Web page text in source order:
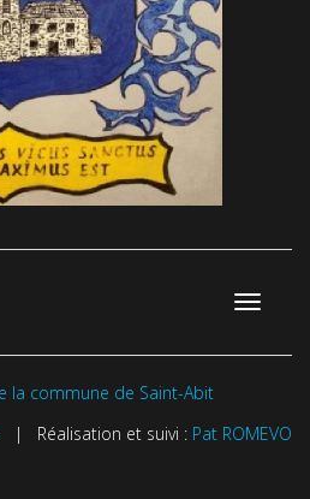
Toggle
la commune de Saint-Abit
| Réalisation et suivi : Pat ROMEVO